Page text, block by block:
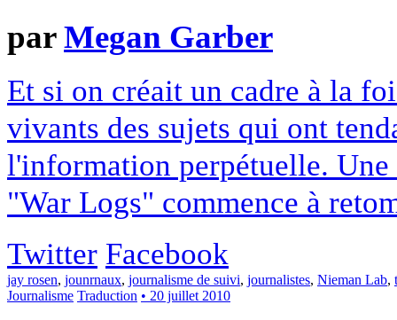
parMegan Garber
Et si on créait un cadre à la
vivants des sujets qui ont
l'information perpétuelle.
"War Logs" commence à
Twitter Facebook
jay rosen, jounrnaux, journalisme de suivi, journalistes, Nieman Lab,
Journalisme Traduction • 20 juillet 2010